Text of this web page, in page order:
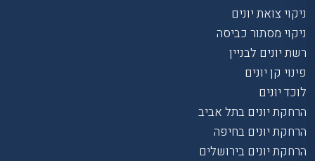
ניקוי צואת יונים
ניקוי מסתור כביסה
רשת יונים לבניין
פינוי קן יונים
לוכד יונים
הרחקת יונים בתל אביב
הרחקת יונים בחיפה
הרחקת יונים בירושלים